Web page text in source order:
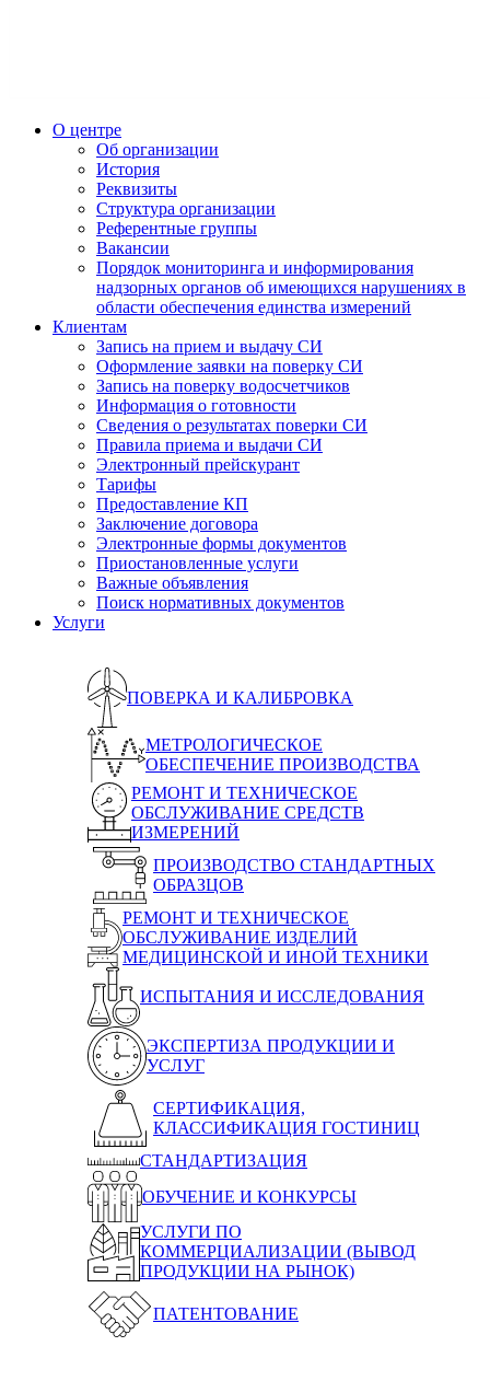
О центре
Об организации
История
Реквизиты
Структура организации
Референтные группы
Вакансии
Порядок мониторинга и информирования
надзорных органов об имеющихся нарушениях в
области обеспечения единства измерений
Клиентам
Запись на прием и выдачу СИ
Оформление заявки на поверку СИ
Запись на поверку водосчетчиков
Информация о готовности
Сведения о результатах поверки СИ
Правила приема и выдачи СИ
Электронный прейскурант
Тарифы
Предоставление КП
Заключение договора
Электронные формы документов
Приостановленные услуги
Важные объявления
Поиск нормативных документов
Услуги
ПОВЕРКА И КАЛИБРОВКА
МЕТРОЛОГИЧЕСКОЕ
ОБЕСПЕЧЕНИЕ ПРОИЗВОДСТВА
РЕМОНТ И ТЕХНИЧЕСКОЕ
ОБСЛУЖИВАНИЕ СРЕДСТВ
ИЗМЕРЕНИЙ
ПРОИЗВОДСТВО СТАНДАРТНЫХ
ОБРАЗЦОВ
РЕМОНТ И ТЕХНИЧЕСКОЕ
ОБСЛУЖИВАНИЕ ИЗДЕЛИЙ
МЕДИЦИНСКОЙ И ИНОЙ ТЕХНИКИ
ИСПЫТАНИЯ И ИССЛЕДОВАНИЯ
ЭКСПЕРТИЗА ПРОДУКЦИИ И
УСЛУГ
СЕРТИФИКАЦИЯ,
КЛАССИФИКАЦИЯ ГОСТИНИЦ
СТАНДАРТИЗАЦИЯ
ОБУЧЕНИЕ И КОНКУРСЫ
УСЛУГИ ПО
КОММЕРЦИАЛИЗАЦИИ (ВЫВОД
ПРОДУКЦИИ НА РЫНОК)
ПАТЕНТОВАНИЕ